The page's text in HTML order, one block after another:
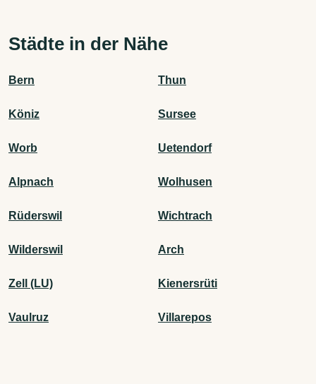
Städte in der Nähe
Bern Thun
Köniz Sursee
Worb Uetendorf
Alpnach Wolhusen
Rüderswil Wichtrach
Wilderswil Arch
Zell (LU) Kienersrüti
Vaulruz Villarepos